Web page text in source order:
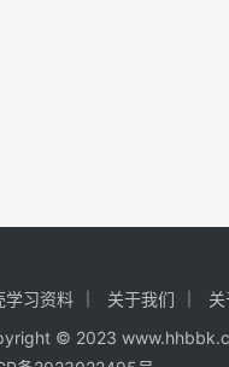
学习资料 关于我们 关
© 2023